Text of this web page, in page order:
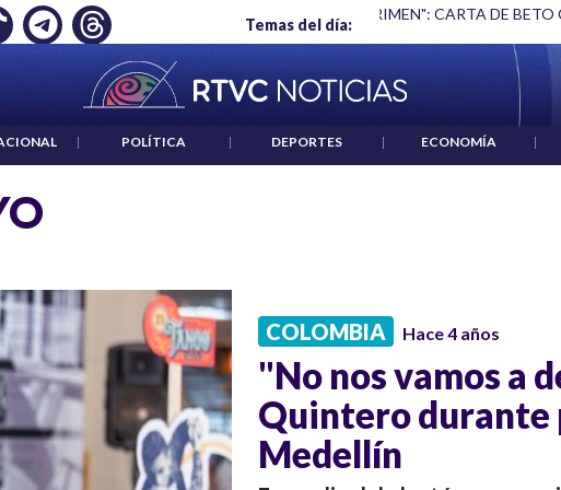
Temas del día:
EMPLEO: JP MORGAN "HABLAR NO ES UN CRIMEN": CARTA DE BETO
| POLÍTICA | DEPORTES | ECONOMÍA |
COLOMBIA Hace 4 años
"No nos vamos a
Quintero durante
Medellín